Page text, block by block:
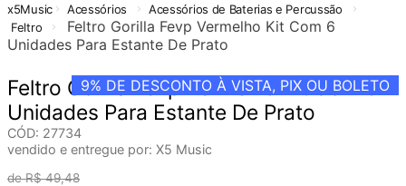
Acessórios
Acessórios de Baterias e Percussão
Feltro
Feltro Gorilla Fevp Vermelho Kit Com 6
Unidades Para Estante De Prato
9% DE DESCONTO À VISTA, PIX OU BOLETO
Feltro Gorilla Fevp Vermelho Kit Com 6
Unidades Para Estante De Prato
CÓD: 27734
vendido e entregue por: X5 Music
R$ 49,48